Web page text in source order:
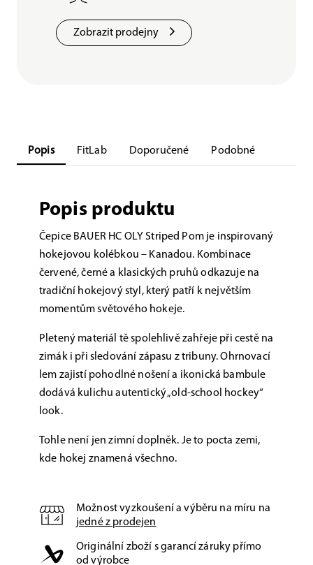
Zobrazit prodejny
Popis FitLab Doporučené Podobné
Popis produktu
Čepice BAUER HC OLY Striped Pom je inspirovaný
hokejovou kolébkou – Kanadou. Kombinace
červené, černé a klasických pruhů odkazuje na
tradiční hokejový styl, který patří k největším
momentům světového hokeje.
Pletený materiál tě spolehlivě zahřeje při cestě na
zimák i při sledování zápasu z tribuny. Ohrnovací
lem zajistí pohodlné nošení a ikonická bambule
dodává kulichu autentický „old-school hockey“
look.
Tohle není jen zimní doplněk. Je to pocta zemi,
kde hokej znamená všechno.
Možnost vyzkoušení a výběru na míru na
jedné z prodejen
Originální zboží s garancí záruky přímo
od výrobce